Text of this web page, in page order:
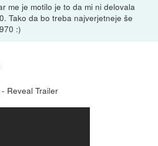
me je motilo je to da mi ni delovala
Tako da bo treba najverjetneje še
:)
Reveal Trailer